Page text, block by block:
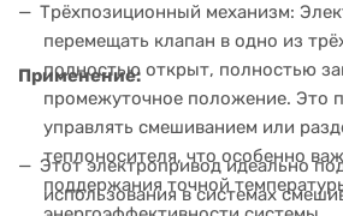
Трёхпозиционный механизм:
перемещать клапан в одно из
полностью открыт, полностью
промежуточное положение. Это
управлять смешиванием или
теплоносителя, что особенно
поддержания точной
Применение:
Этот электропривод идеально
использования в системах